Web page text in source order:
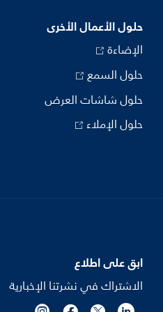
حلول الأعمال الأخرى
الإضاءة
حلول السمع
حلول شاشات العرض
حلول الإملاء
ابق على اطلاع
الاشتراك في نشرتنا الإخبارية